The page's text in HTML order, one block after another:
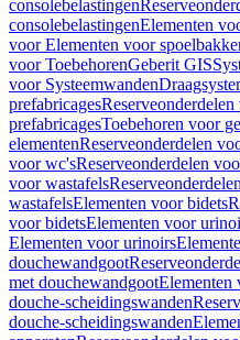
consolebelastingen
consolebelastingenElementen
voor Elementen voor
voor ToebehorenGeberit GIS
voor Systeemwanden
prefabricages
prefabricagesToebehoren voor
elementenReserveonderdelen
voor wc'sReserveonderdelen
voor wastafels
wastafelsElementen voor bidets
voor bidetsElementen voor
Elementen voor urinoirs
douchewandgoot
met douchewandgootElementen
douche-scheidingswanden
douche-scheidingswanden